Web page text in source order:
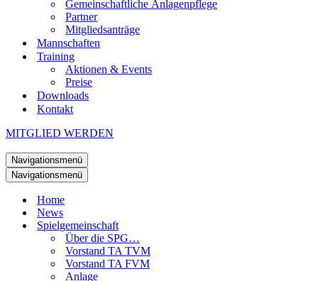
Gemeinschaftliche Anlagenpflege
Partner
Mitgliedsanträge
Mannschaften
Training
Aktionen & Events
Preise
Downloads
Kontakt
MITGLIED WERDEN
Navigationsmenü
Navigationsmenü
Home
News
Spielgemeinschaft
Über die SPG…
Vorstand TA TVM
Vorstand TA FVM
Anlage